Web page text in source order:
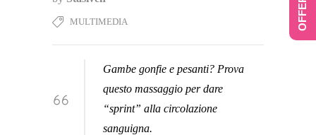
MULTIMEDIA
Gambe gonfie e pesanti? Prova
questo massaggio per dare
“sprint” alla circolazione
sanguigna.